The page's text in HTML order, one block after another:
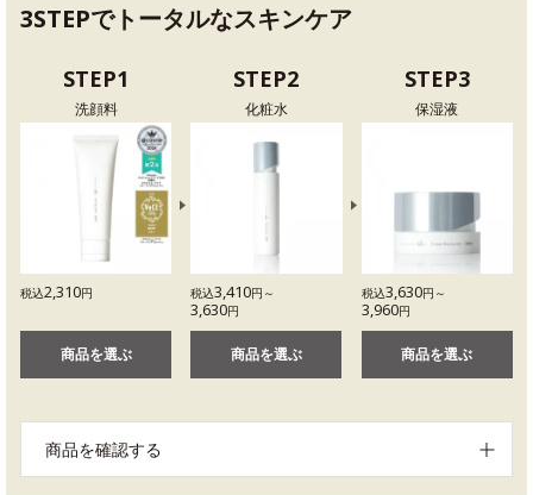
3STEPでトータルなスキンケア
STEP1
洗顔料
税込2,310円
商品を選ぶ
STEP2
化粧水
税込3,410円～
3,630円
商品を選ぶ
STEP3
保湿液
税込3,630円～
3,960円
商品を選ぶ
商品を確認する